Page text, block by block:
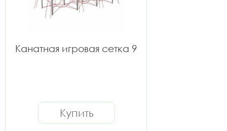
Канатная игровая сетка 9
Купить